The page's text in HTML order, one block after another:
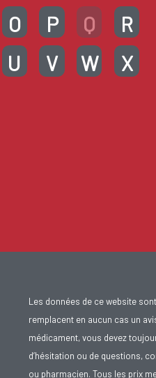
O P Q
R
U V W
X
Les données de ce website
remplacent en aucun cas un
médicament, vous devez
d’hésitation ou de questions,
ou pharmacien. Tous les prix